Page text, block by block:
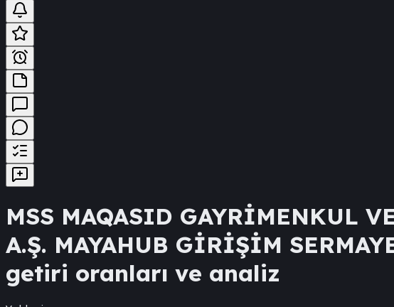
MSS MAQASID GAYRİMENKUL
A.Ş. MAYAHUB GİRİŞİM
getiri oranları ve analiz